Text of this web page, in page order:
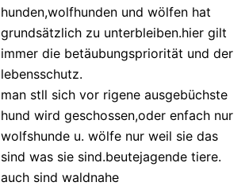
hunden,wolfhunden und wölfen hat
grundsätzlich zu unterbleiben.hier gilt
immer die betäubungspriorität und der
lebensschutz.
man stll sich vor rigene ausgebüchste
hund wird geschossen,oder enfach nur
wolfshunde u. wölfe nur weil sie das
sind was sie sind.beutejagende tiere.
auch sind waldnahe